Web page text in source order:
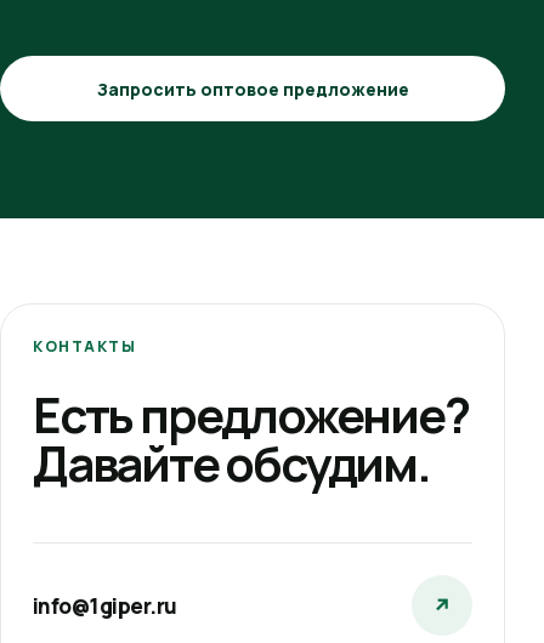
Запросить оптовое предложение
КОНТАКТЫ
Есть предложение?
Давайте обсудим.
info@1giper.ru ↗